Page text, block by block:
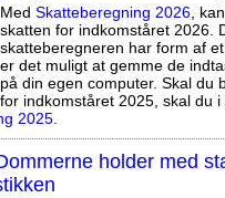
Med Skatteberegning 2026,
skatten for indkomståret 2026.
skatteberegneren har form af
er det muligt at gemme de
på din egen computer. Skal du
for indkomståret 2025, skal du
2025.
holder med